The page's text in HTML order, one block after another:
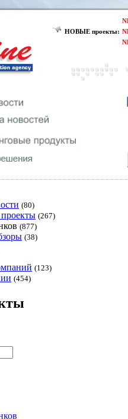
НОВЫЕ проекты:
(80)
(267)
(877)
(38)
(123)
(454)